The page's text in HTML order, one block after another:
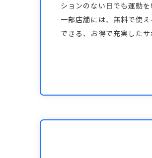
ションのない日でも運動
一部店舗には、無料で使
できる、お得で充実したサ